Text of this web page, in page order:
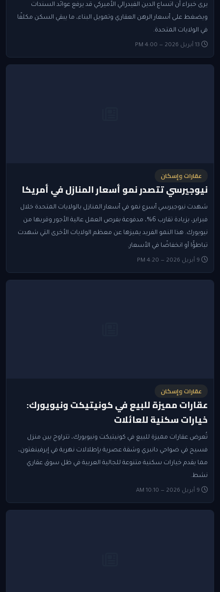
يرى خبراء أن اتساع الدين الفيدرالي الأميركي قد يرفع عوائد السندات
ويضغط على أسعار الرهن العقاري وتمويل البناء، ما يبقي السكن مكلفًا
في الولايات المتحدة.
عقارات وإسكان
نيوجيرسي تتصدر نمو أسعار المنازل في أمريكا
شهدت نيوجيرسي أسرع نمو في أسعار المنازل بالولايات المتحدة خلال
فبراير، بزيادة تقارب 6%، مدفوعة بفرص العمل عالية الأجور وقربها من
نيويورك. هذا النمو الفريد يميزها عن معظم الولايات الأخرى التي شهدت
تباطؤًا أو انخفاضًا في الأسعار.
عقارات وإسكان
عقارات مميزة للبيع في كونيتيكت ونيويورك:
خيارات سكنية للعائلات
تُعرض عقارات مميزة للبيع في كونيتيكت ونيويورك، تتراوح بين منزل
فسيح في ضواحي دانبري وشقة عصرية بإطلالات نهرية في إيرفينغتون،
مما يقدم خيارات سكنية متنوعة للجالية العربية في ظل سوق عقاري
نشط.